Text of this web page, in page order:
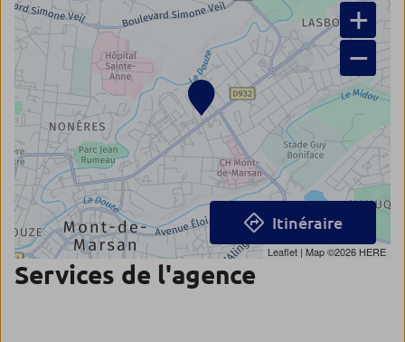
+
−
Leaflet | Map ©2026 HERE
Itinéraire
Services de l'agence